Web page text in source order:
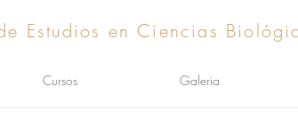
Estudios en Ciencias
Cursos Galeria